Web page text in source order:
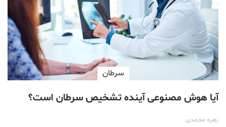
سرطان
آیا هوش مصنوعی آینده تشخیص سرطان است؟
زهره محمدی